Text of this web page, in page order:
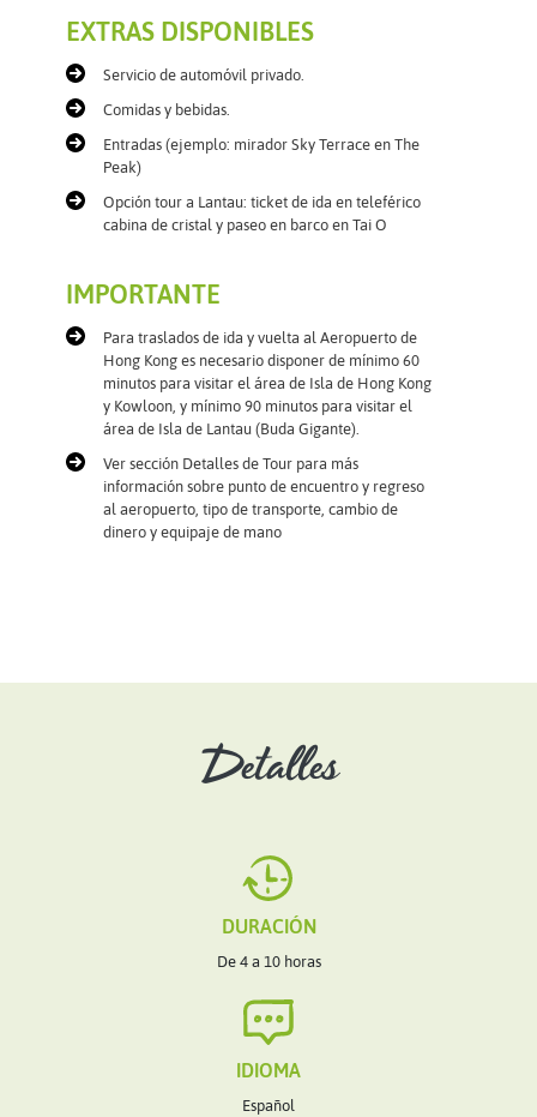
EXTRAS DISPONIBLES
Servicio de automóvil privado.
Comidas y bebidas.
Entradas (ejemplo: mirador Sky Terrace en The
Peak)
Opción tour a Lantau: ticket de ida en teleférico
cabina de cristal y paseo en barco en Tai O
IMPORTANTE
Para traslados de ida y vuelta al Aeropuerto de
Hong Kong es necesario disponer de mínimo 60
minutos para visitar el área de Isla de Hong Kong
y Kowloon, y mínimo 90 minutos para visitar el
área de Isla de Lantau (Buda Gigante).
Ver sección Detalles de Tour para más
información sobre punto de encuentro y regreso
al aeropuerto, tipo de transporte, cambio de
dinero y equipaje de mano
Detalles
DURACIÓN
De 4 a 10 horas
IDIOMA
Español